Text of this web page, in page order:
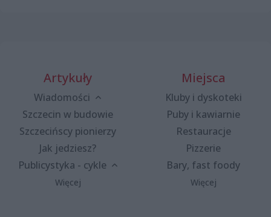
Artykuły
Wiadomości
Szczecin w budowie
Szczecińscy pionierzy
Jak jedziesz?
Publicystyka - cykle
Więcej
Miejsca
Kluby i dyskoteki
Puby i kawiarnie
Restauracje
Pizzerie
Bary, fast foody
Więcej